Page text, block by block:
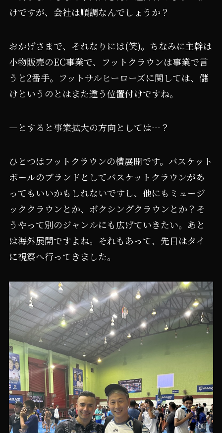
けですが、会社は順調なんでしょうか？
おかげさまで、それなりには(笑)。ちなみに主幹は
小物販売のEC事業で、フットクラウンは事業で言
うと2番手。フットサルヒーローズに関しては、儲
けというのとはまた違う位置付けですね。
―とすると事業拡大の方向としては…？
ひとつはフットクラウンの横展開です。バスケット
ボールのブランドとしてバスケットクラウンがあ
ってもいいかもしれないですし、他にもミュージ
ッククラウンとか、ボクシングクラウンとか？そ
うやって別のジャンルにも広げていきたい。あと
は海外展開ですよね。それもあって、先日はタイ
に視察へ行ってきました。